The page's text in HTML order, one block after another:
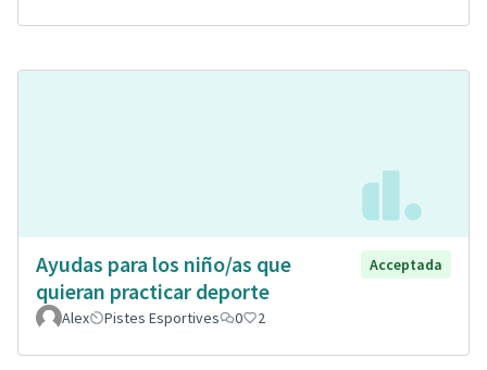
Ayudas para los niño/as que
quieran practicar deporte
Acceptada
Alex Pistes Esportives 0 2